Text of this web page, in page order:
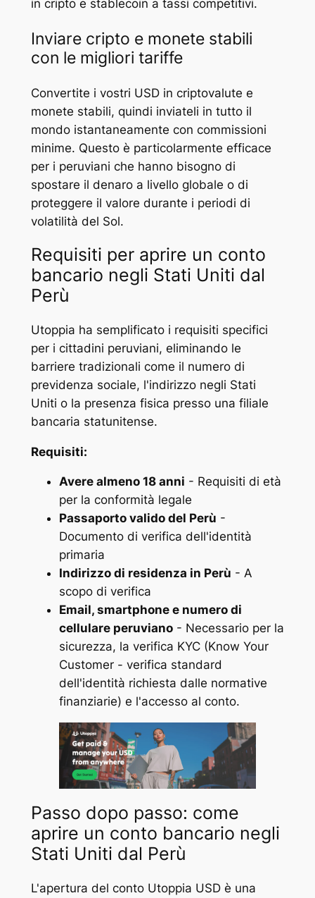
in cripto e stablecoin a tassi competitivi.
Inviare cripto e monete stabili
con le migliori tariffe
Convertite i vostri USD in criptovalute e
monete stabili, quindi inviateli in tutto il
mondo istantaneamente con commissioni
minime. Questo è particolarmente efficace
per i peruviani che hanno bisogno di
spostare il denaro a livello globale o di
proteggere il valore durante i periodi di
volatilità del Sol.
Requisiti per aprire un conto
bancario negli Stati Uniti dal
Perù
Utoppia ha semplificato i requisiti specifici
per i cittadini peruviani, eliminando le
barriere tradizionali come il numero di
previdenza sociale, l'indirizzo negli Stati
Uniti o la presenza fisica presso una filiale
bancaria statunitense.
Requisiti:
Avere almeno 18 anni - Requisiti di età
per la conformità legale
Passaporto valido del Perù -
Documento di verifica dell'identità
primaria
Indirizzo di residenza in Perù - A
scopo di verifica
Email, smartphone e numero di
cellulare peruviano- Necessario per la
sicurezza, la verifica KYC (Know Your
Customer - verifica standard
dell'identità richiesta dalle normative
finanziarie) e l'accesso al conto.
Passo dopo passo: come
aprire un conto bancario negli
Stati Uniti dal Perù
L'apertura del conto Utoppia USD è una